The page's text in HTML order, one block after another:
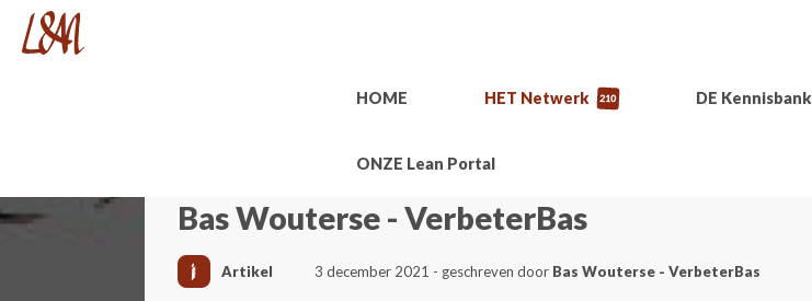
HOME HET Netwerk 210 DE Kennisbank
ONZE Lean Portal
Bas Wouterse - VerbeterBas
Artikel 3 december 2021 - geschreven door Bas Wouterse - VerbeterBas